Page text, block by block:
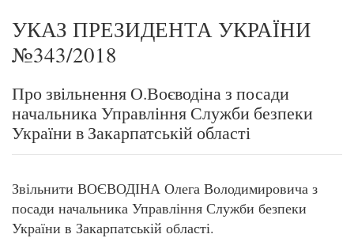
УКАЗ ПРЕЗИДЕНТА УКРАЇНИ
№343/2018
Про звільнення О.Воєводіна з посади
начальника Управління Служби безпеки
України в Закарпатській області
Звільнити ВОЄВОДІНА Олега Володимировича з
посади начальника Управління Служби безпеки
України в Закарпатській області.